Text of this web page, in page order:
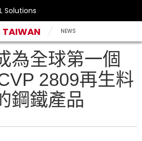
Solutions
TAIWAN NEWS
為全球第一個
2809再生料
鋼鐵產品